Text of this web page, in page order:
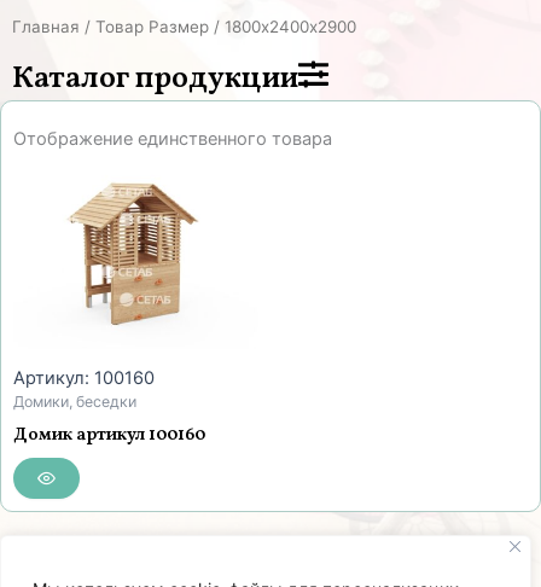
Главная / Товар Размер / 1800х2400х2900
Каталог продукции
Отображение единственного товара
Артикул: 100160
Домики, беседки
Домик артикул 100160